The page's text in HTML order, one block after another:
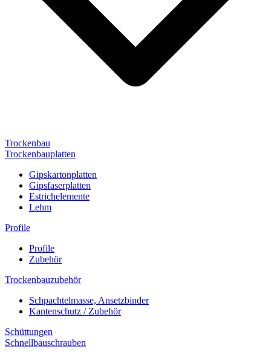
Trockenbau
Trockenbauplatten
Gipskartonplatten
Gipsfaserplatten
Estrichelemente
Lehm
Profile
Profile
Zubehör
Trockenbauzubehör
Schpachtelmasse, Ansetzbinder
Kantenschutz / Zubehör
Schüttungen
Schnellbauschrauben